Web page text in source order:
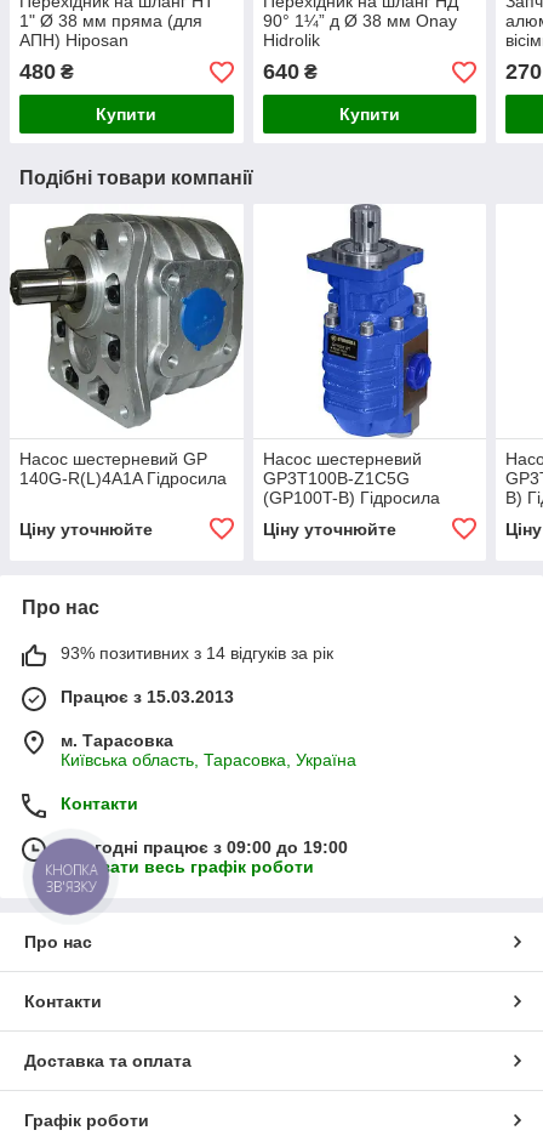
1" Ø 38 мм пряма (для
АПН) Hiposan
480 ₴
Купити
90° 1¼” д Ø 38 мм Onay
Hidrolik
640₴
Купити
270
Подібні товари компанії
Насос шестерневий GP
140G-R(L)4A1A Гідросила
Ціну уточнюйте
Насос шестерневий
GP3T100B-Z1C5G
(GP100T-B) Гідросила
Ціну уточнюйте
B)
Про нас
93% позитивних з 14 відгуків за рік
Працює з 15.03.2013
м. Тарасовка
Київська область, Тарасовка, Україна
Контакти
Сьогодні працює з 09:00 до 19:00
Показати весь графік роботи
Про нас
Контакти
Доставка та оплата
Графік роботи
КНОПКА
ЗВ'ЯЗКУ